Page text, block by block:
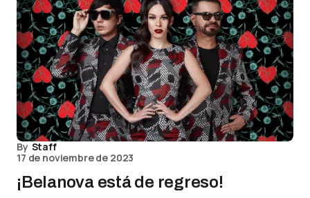
By Staff
17 de noviembre de 2023
¡Belanova está de regreso!